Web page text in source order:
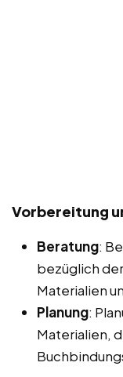
Vorbereitung
Beratung:
bezüglich
Materialien
Planung:
Materialien,